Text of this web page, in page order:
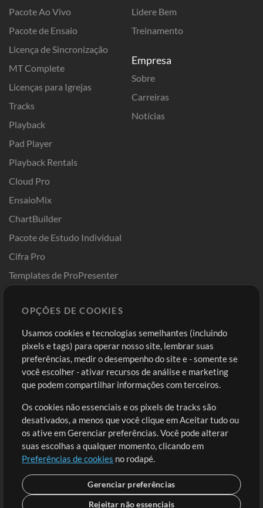
Pacote Ao Vivo
Pacote de Ensaio
Licença de Sincronização
MT Complete
Licenças para Igrejas
Tracks
Playback
Pad Player
Playback Rentals
Cloud Pro
EnsaioMix
ChartBuilder
Pacote de Estudo Individual
Cifra Pro
Templates de ProPresenter
Lidere Bem
Treinamento
Empresa
Sobre
Carreiras
Notícias
Comprar Créditos
Conteúdo Grátis
Solicite uma Música
Extras
Sessões
Envie seu conteúdo
Playlist
MT Conference
Entre
Cadastre-se
Ir ao carrinho
OPÇÕES DE COOKIES
Usamos cookies e tecnologias semelhantes (incluindo
pixels e tags) para operar nosso site, lembrar suas
preferências, medir o desempenho do site e - somente se
você escolher - ativar recursos de análise e marketing
que podem compartilhar informações com terceiros.
Os cookies não essenciais e os pixels de tracks são
desativados, a menos que você clique em Aceitar tudo ou
os ative em Gerenciar preferências. Você pode alterar
suas escolhas a qualquer momento, clicando em
Preferências de cookies no rodapé.
Gerenciar preferências
Rejeitar não essenciais